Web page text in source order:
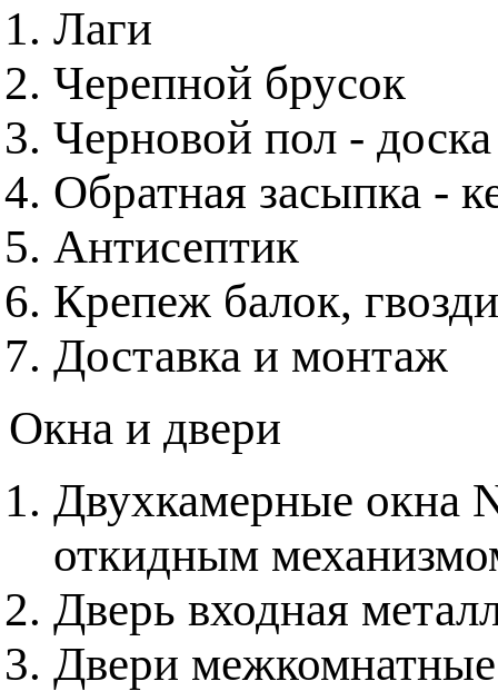
Лаги
Черепной брусок
Черновой пол - доска
Обратная засыпка -
Антисептик
Крепеж балок,
Доставка и монтаж
Окна и двери
Двухкамерные окна
откидным
Дверь входная
Двери